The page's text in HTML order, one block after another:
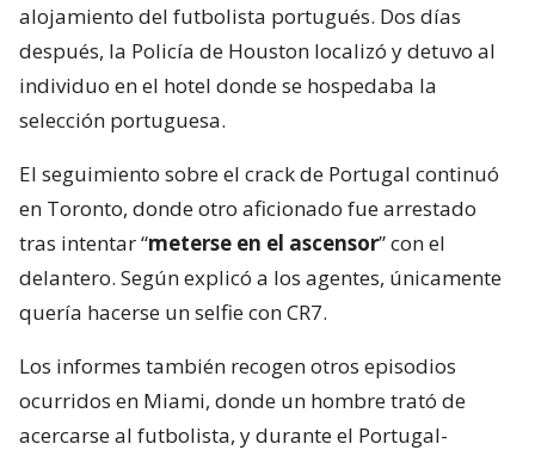
alojamiento del futbolista portugués. Dos días
después, la Policía de Houston localizó y detuvo al
individuo en el hotel donde se hospedaba la
selección portuguesa.
El seguimiento sobre el crack de Portugal continuó
en Toronto, donde otro aficionado fue arrestado
tras intentar “meterse en el ascensor” con el
delantero. Según explicó a los agentes, únicamente
quería hacerse un selfie con CR7.
Los informes también recogen otros episodios
ocurridos en Miami, donde un hombre trató de
acercarse al futbolista, y durante el Portugal-